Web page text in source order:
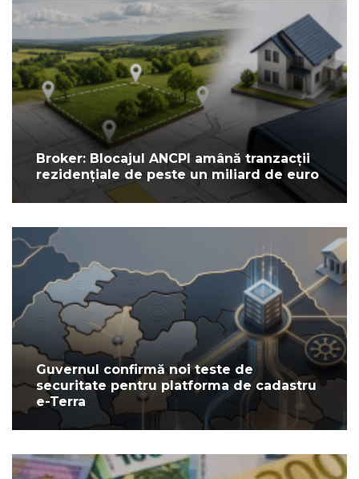
Broker: Blocajul ANCPI amână tranzacții
rezidențiale de peste un miliard de euro
Guvernul confirmă noi teste de
securitate pentru platforma de cadastru
e-Terra